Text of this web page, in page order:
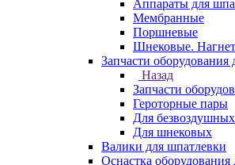
Аппараты для
Мембранные
Поршневые
Шнековые.
Запчасти оборудования
Назад
Запчасти
Героторные пары
Для безвоздушных
Для шнековых
Валики для шпатлевки
Оснастка оборудования